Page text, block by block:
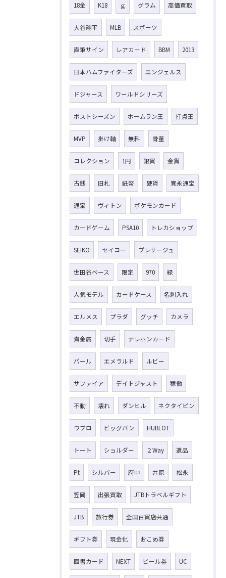
18金 K18 ｇ グラム 高価買取
大谷翔平 MLB スポーツ
直筆サイン レアカード BBM 2013
日本ハムファイターズ エンジェルス
ドジャース ワールドシリーズ
ポストシーズン ホームラン王 打点王
MVP 掛け軸 無料 骨董
コレクション 1円 銀貨 金貨
古銭 旧札 紙幣 硬貨 寛永通宝
通宝 ヴィトン ポケモンカード
カードゲーム PSA10 トレカショップ
SEIKO セイコー プレサージュ
世田谷ベース 限定 970 緑
人気モデル カードケース 名刺入れ
エルメス プラダ グッチ カメラ
貴金属 切手 テレホンカード
パール エメラルド ルビー
サファイア デイトジャスト 稼働
不動 壊れ ダンヒル ネクタイピン
ウブロ ビッグバン HUBLOT
トート ショルダー ２Way 遺品
Pt シルバー 府中 井原 松永
笠岡 出張買取 JTBトラベルギフト
JTB 旅行券 全国百貨店共通
ギフト券 現金化 おこめ券
図書カード NEXT ビール券 UC